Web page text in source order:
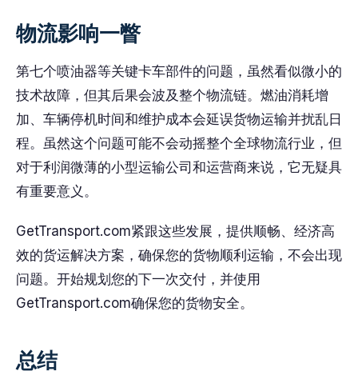
物流影响一瞥
第七个喷油器等关键卡车部件的问题，虽然看似微小的
技术故障，但其后果会波及整个物流链。燃油消耗增
加、车辆停机时间和维护成本会延误货物运输并扰乱日
程。虽然这个问题可能不会动摇整个全球物流行业，但
对于利润微薄的小型运输公司和运营商来说，它无疑具
有重要意义。
GetTransport.com紧跟这些发展，提供顺畅、经济高
效的货运解决方案，确保您的货物顺利运输，不会出现
问题。开始规划您的下一次交付，并使用
GetTransport.com确保您的货物安全。
总结